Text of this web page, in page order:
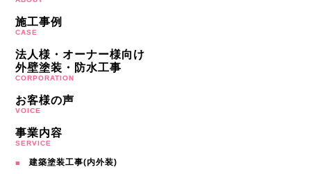
施工事例
CASE
法人様・オーナー様向け
外壁塗装・防水工事
CORPORATION
お客様の声
VOICE
事業内容
SERVICE
建築塗装工事(内外装)